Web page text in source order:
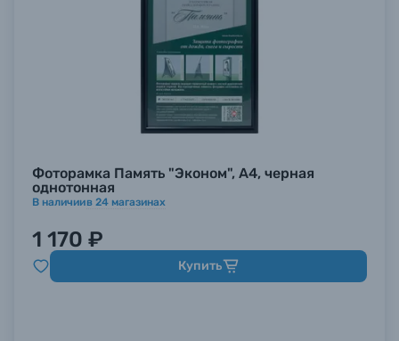
Фоторамка Память "Эконом", А4, черная
однотонная
В наличиив 24 магазинах
1 170 ₽
Купить